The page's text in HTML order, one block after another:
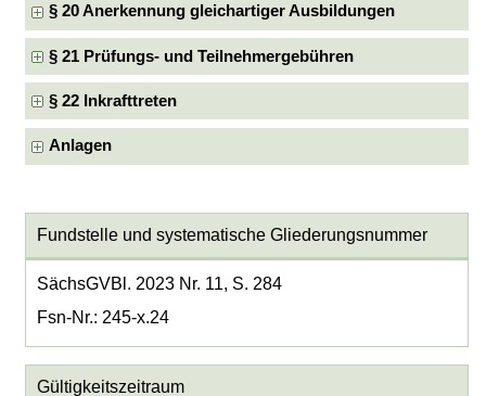
§ 20 Anerkennung gleichartiger Ausbildungen
§ 21 Prüfungs- und Teilnehmergebühren
§ 22 Inkrafttreten
Anlagen
Fundstelle und systematische Gliederungsnummer
SächsGVBl. 2023 Nr. 11, S. 284
Fsn-Nr.: 245-x.24
Gültigkeitszeitraum